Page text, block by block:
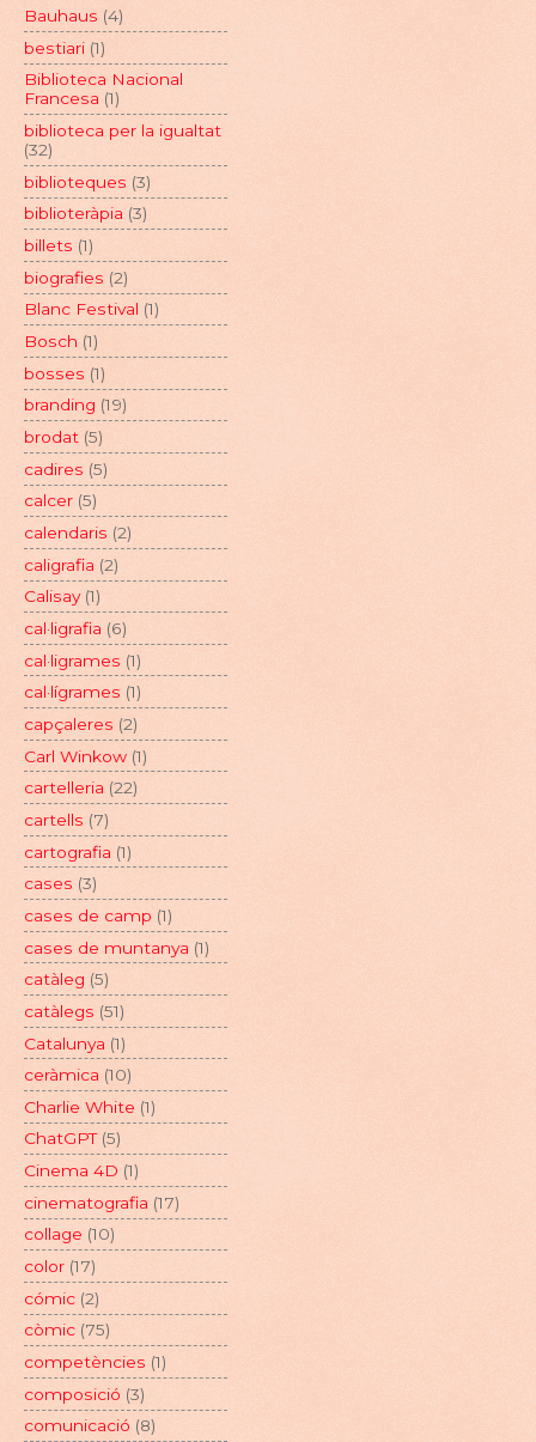
Bauhaus (4)
bestiari (1)
Biblioteca Nacional
Francesa (1)
biblioteca per la igualtat
(32)
biblioteques (3)
biblioteràpia (3)
billets (1)
biografies (2)
Blanc Festival (1)
Bosch (1)
bosses (1)
branding (19)
brodat (5)
cadires (5)
calcer (5)
calendaris (2)
caligrafia (2)
Calisay (1)
cal·ligrafia (6)
cal·ligrames (1)
cal·lígrames (1)
capçaleres (2)
Carl Winkow (1)
cartelleria (22)
cartells (7)
cartografia (1)
cases (3)
cases de camp (1)
cases de muntanya (1)
catàleg (5)
catàlegs (51)
Catalunya (1)
ceràmica (10)
Charlie White (1)
ChatGPT (5)
Cinema 4D (1)
cinematografia (17)
collage (10)
color (17)
cómic (2)
còmic (75)
competències (1)
composició (3)
comunicació (8)